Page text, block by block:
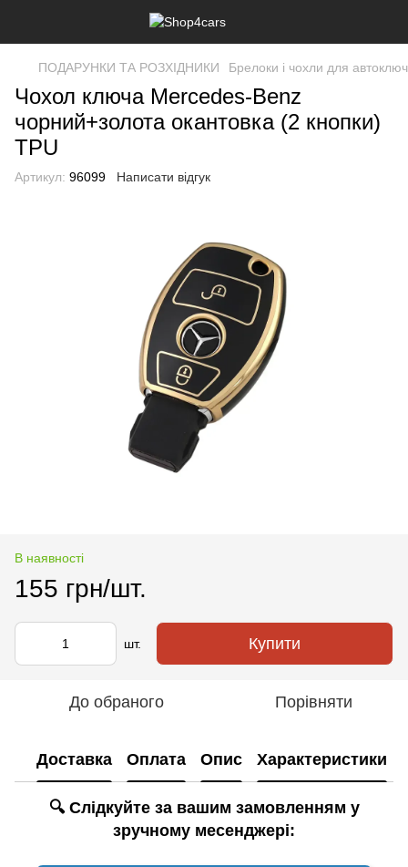
ПОДАРУНКИ ТА РОЗХІДНИКИ Брелоки і чохли для
Чохол ключа Mercedes-Benz
чорний+золота окантовка (2 кнопки)
TPU
Артикул: 96099 Написати відгук
В наявності
155 грн/шт.
шт. Купити
До обраного Порівняти
Доставка Оплата Опис Характеристики
🔍 Слідкуйте за вашим замовленням у
зручному месенджері: